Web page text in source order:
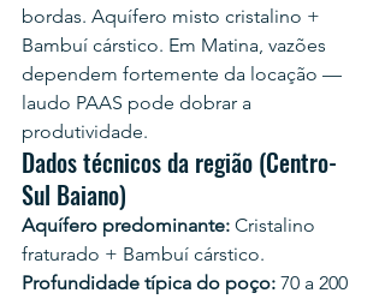
bordas. Aquífero misto cristalino +
Bambuí cárstico. Em Matina, vazões
dependem fortemente da locação —
laudo PAAS pode dobrar a
produtividade.
Dados técnicos da região (Centro-
Sul Baiano)
Aquífero predominante: Cristalino
fraturado + Bambuí cárstico.
Profundidade típica do poço: 70 a 200